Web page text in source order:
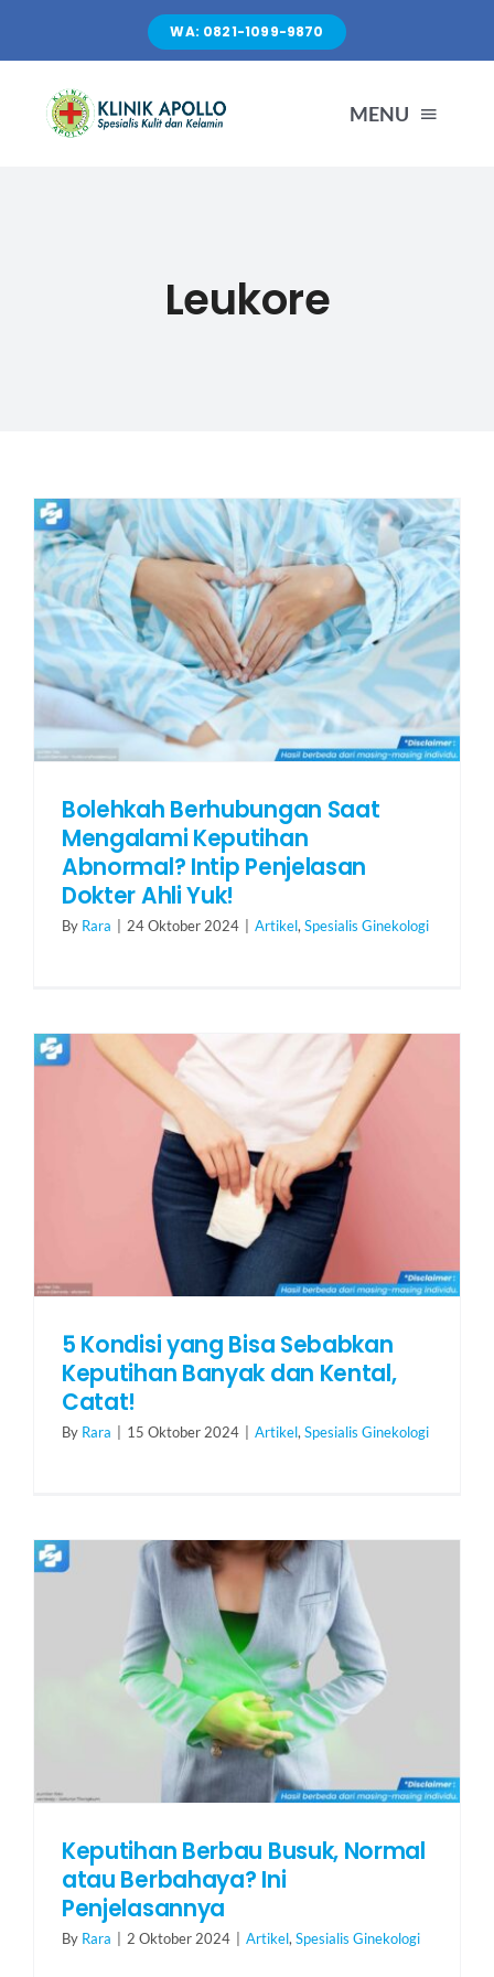
content
WA: 0821-1099-9870
MENU
LAYANAN
HUBUNGI KAMI
Search
for:
Leukore
Bolehkah Berhubungan Saat
Mengalami Keputihan
Abnormal? Intip Penjelasan
Dokter Ahli Yuk!
By Rara 24 Oktober 2024 Artikel, Spesialis Ginekologi
5 Kondisi yang Bisa Sebabkan
Keputihan Banyak dan Kental,
Catat!
By Rara 15 Oktober 2024 Artikel, Spesialis Ginekologi
Keputihan Berbau Busuk, Normal
atau Berbahaya? Ini
Penjelasannya
By Rara 2 Oktober 2024 Artikel, Spesialis Ginekologi